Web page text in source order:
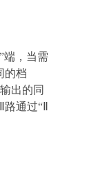
端，当需
的档
出的同
通过“Ⅱ